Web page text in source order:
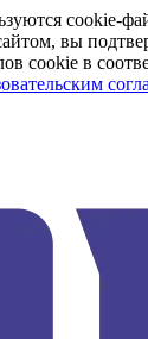
cookie-
вы
cookie в